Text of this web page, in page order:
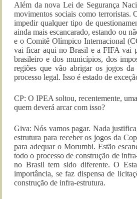
Além da nova Lei de Segurança
movimentos sociais como terroristas.
impedir qualquer tipo de
ainda mais escancarado, estando ou
e o Comitê Olímpico Internacional
vai ficar aqui no Brasil e a FIFA vai
brasileiro e dos municípios, dos
regiões que vão abrigar os jogos da
processo legal. Isso é estado de
CP: O IPEA soltou, recentemente,
quem deverá arcar com isso?
Giva: Nós vamos pagar. Nada
estrutura para receber os jogos da
para adequar o Morumbi. Estão
todo o processo de construção de
no Brasil tem sido diferente. O
importância, se faz dispensa de
construção de infra-estrutura.